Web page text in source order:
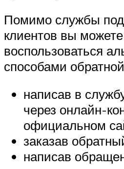
Помимо службы
клиентов вы можете
воспользоваться
способами
написав в
через онлайн-
официальном
заказав
написав